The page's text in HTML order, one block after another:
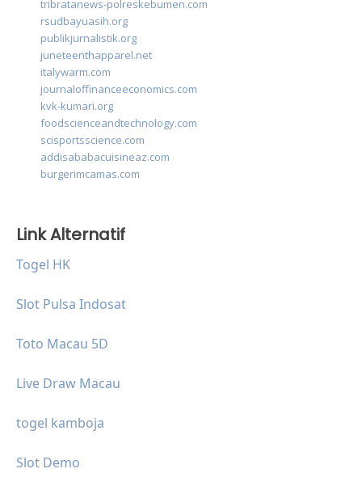
tribratanews-polreskebumen.com
rsudbayuasih.org
publikjurnalistik.org
juneteenthapparel.net
italywarm.com
journaloffinanceeconomics.com
kvk-kumari.org
foodscienceandtechnology.com
scisportsscience.com
addisababacuisineaz.com
burgerimcamas.com
Link Alternatif
Togel HK
Slot Pulsa Indosat
Toto Macau 5D
Live Draw Macau
togel kamboja
Slot Demo